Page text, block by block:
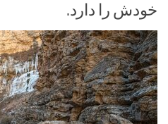
خودش را دارد.